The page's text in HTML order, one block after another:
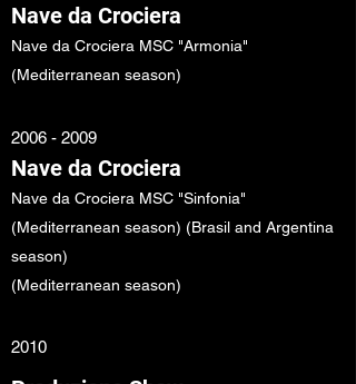
Nave da Crociera
Nave da Crociera MSC "Armonia"
(Mediterranean season)
2006 - 2009
Nave da Crociera
Nave da Crociera MSC "Sinfonia"
(Mediterranean season) (Brasil and Argentina
season)
(Mediterranean season)
2010